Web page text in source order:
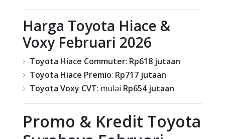
Harga Toyota Hiace &
Voxy Februari 2026
Toyota Hiace Commuter: Rp618 jutaan
Toyota Hiace Premio: Rp717 jutaan
Toyota Voxy CVT: mulai Rp654 jutaan
Promo & Kredit Toyota